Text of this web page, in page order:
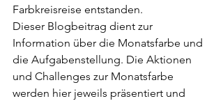
Farbkreisreise entstanden.
Dieser Blogbeitrag dient zur
Information über die Monatsfarbe und
die Aufgabenstellung. Die Aktionen
und Challenges zur Monatsfarbe
werden hier jeweils präsentiert und